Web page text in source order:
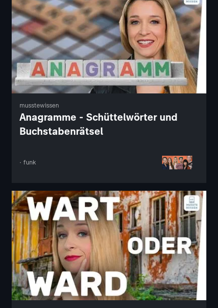
musstewissen
Anagramme - Schüttelwörter und
Buchstabenrätsel
· funk